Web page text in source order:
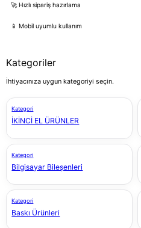
🚀 Hızlı sipariş hazırlama
📱 Mobil uyumlu kullanım
Kategoriler
İhtiyacınıza uygun kategoriyi seçin.
Kategori
İKİNCİ EL ÜRÜNLER
Kategori
Bilgisayar Bileşenleri
Kategori
Baskı Ürünleri